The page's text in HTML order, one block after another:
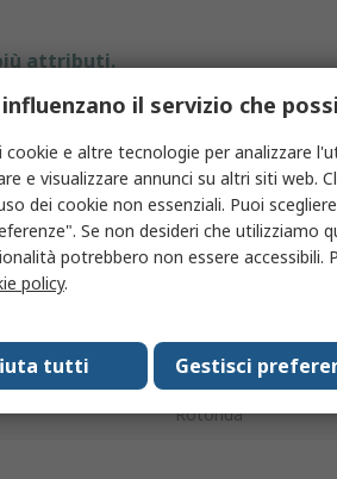
attributi.
Valore
APEM
Tappo interruttore
Pulsante per tastiera
RoHS
Rotonda
il servizio che
cookie e altre tecnologie per analizzare
e visualizzare annunci su altri siti web.
dei cookie non essenziali. Puoi
Se non desideri che utilizziamo
potrebbero non essere accessibili.
policy.
Gestisci
tutti